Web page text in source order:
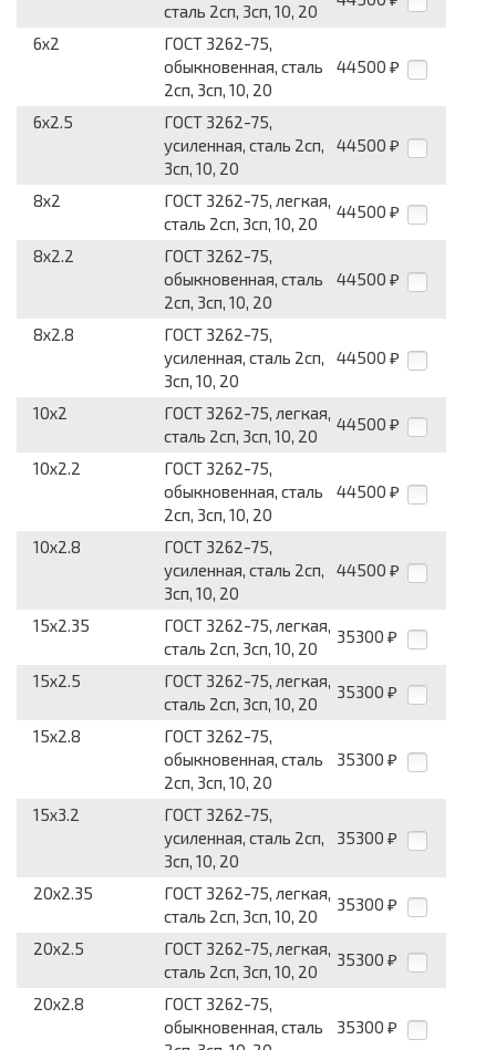
сталь 2сп, 3сп, 10, 20
6x2
ГОСТ 3262-75,
обыкновенная, сталь
2сп, 3сп, 10, 20
44500 ₽
6x2.5
ГОСТ 3262-75,
усилен­ная, сталь 2сп,
3сп, 10, 20
44500 ₽
8x2
ГОСТ 3262-75, легкая,
сталь 2сп, 3сп, 10, 20
44500 ₽
8x2.2
ГОСТ 3262-75,
обыкновенная, сталь
2сп, 3сп, 10, 20
44500 ₽
8x2.8
ГОСТ 3262-75,
усилен­ная, сталь 2сп,
3сп, 10, 20
44500 ₽
10x2
ГОСТ 3262-75, легкая,
сталь 2сп, 3сп, 10, 20
44500 ₽
10x2.2
ГОСТ 3262-75,
обыкновенная, сталь
2сп, 3сп, 10, 20
44500 ₽
10x2.8
ГОСТ 3262-75,
усилен­ная, сталь 2сп,
3сп, 10, 20
44500 ₽
15x2.35
ГОСТ 3262-75, легкая,
сталь 2сп, 3сп, 10, 20
35300 ₽
15x2.5
ГОСТ 3262-75, легкая,
сталь 2сп, 3сп, 10, 20
35300 ₽
15x2.8
ГОСТ 3262-75,
обыкновенная, сталь
2сп, 3сп, 10, 20
35300 ₽
15x3.2
ГОСТ 3262-75,
усилен­ная, сталь 2сп,
3сп, 10, 20
35300 ₽
20x2.35
ГОСТ 3262-75, легкая,
сталь 2сп, 3сп, 10, 20
35300 ₽
20x2.5
ГОСТ 3262-75, легкая,
сталь 2сп, 3сп, 10, 20
35300 ₽
20x2.8
ГОСТ 3262-75,
обыкновенная, сталь
35300 ₽